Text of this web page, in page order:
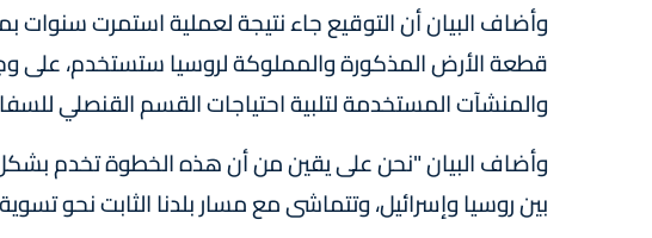
وأضاف البيان أن التوقيع جاء نتيجة لعملية استمرت سنوات
قطعة الأرض المذكورة والمملوكة لروسيا ستستخدم، على
والمنشآت المستخدمة لتلبية احتياجات القسم القنصلي
وأضاف البيان "نحن على يقين من أن هذه الخطوة تخدم بشكل
بين روسيا وإسرائيل، وتتماشى مع مسار بلدنا الثابت نحو